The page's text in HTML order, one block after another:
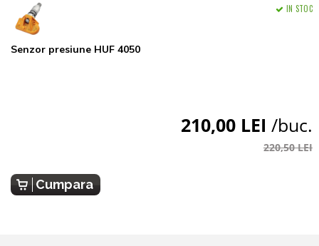
Senzor presiune HUF 4050
IN STOC
210,00 LEI /buc.
220,50 LEI
Cumpara